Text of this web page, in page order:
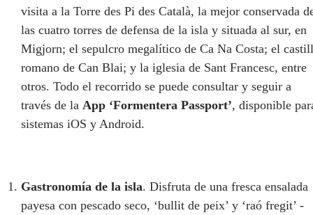
visita a la Torre des Pi des Català, la mejor conservada
las cuatro torres de defensa de la isla y situada al sur, en
Migjorn; el sepulcro megalítico de Ca Na Costa; el
romano de Can Blai; y la iglesia de Sant Francesc, entre
otros. Todo el recorrido se puede consultar y seguir a
través de la App ‘Formentera Passport’, disponible
sistemas iOS y Android.
Gastronomía de la isla. Disfruta de una fresca ensalada
payesa con pescado seco, ‘bullit de peix’ y ‘raó fregit’ -